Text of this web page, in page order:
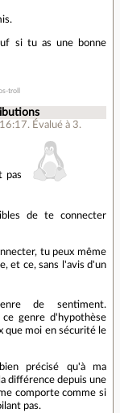
si tu as une bonne
troll
. Évalué à 3.
pas
de te connecter
tu peux même
et ce, sans l'avis d'un
de sentiment.
genre d'hypothèse
que moi en sécurité le
précisé qu'à ma
différence depuis une
comporte comme si
pas.